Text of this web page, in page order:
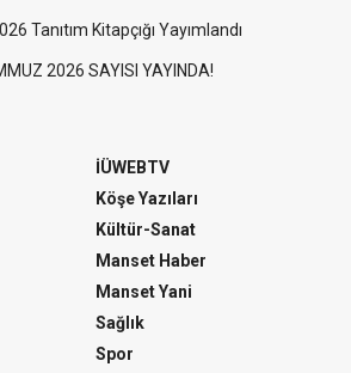
Tanıtım Kitapçığı Yayımlandı
2026 SAYISI YAYINDA!
İÜWEBTV
Köşe Yazıları
Kültür-Sanat
Manset Haber
Manset Yani
Sağlık
Spor